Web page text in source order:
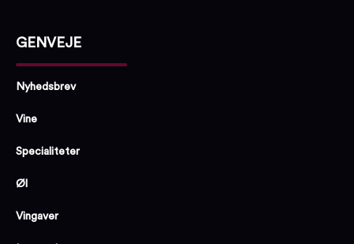
GENVEJE
Nyhedsbrev
Vine
Specialiteter
Øl
Vingaver